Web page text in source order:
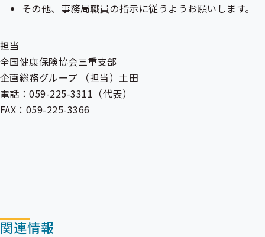
その他、事務局職員の指示に従うようお願いします。
担当
全国健康保険協会三重支部
企画総務グループ （担当）土田
電話：059-225-3311（代表）
FAX：059-225-3366
関連情報